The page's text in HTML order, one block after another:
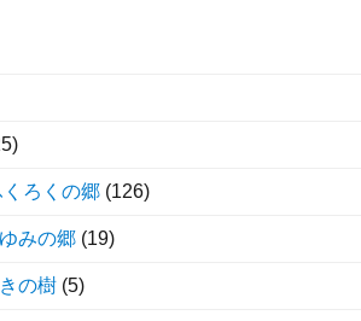
ろくの郷 (126)
みの郷 (19)
の樹 (5)